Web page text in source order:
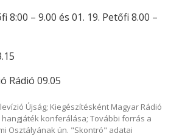
8:00 – 9.00 és 01. 19. Petőfi 8.00 –
Rádió 09.05
Újság; Kiegészítésként Magyar Rádió
konferálása; További forrás a
Osztályának ún. "Skontró" adatai